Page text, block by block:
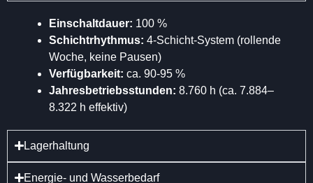
Einschaltdauer: 100 %
Schichtrhythmus: 4-Schicht-System (rollende
Woche, keine Pausen)
Verfügbarkeit: ca. 90-95 %
Jahresbetriebsstunden: 8.760 h (ca. 7.884–
8.322 h effektiv)
Lagerhaltung
Energie- und Wasserbedarf